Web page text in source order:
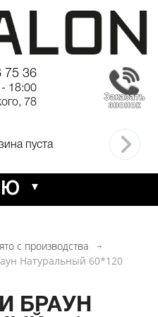
75 36
- 18:00
78
пуста
с производства
Натуральный 60*120
БРАУН